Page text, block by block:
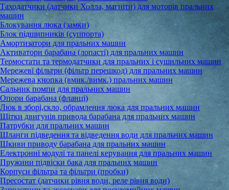
Таходатчики (датчики Холла, магніти) для моторів пральних
машин
Блокування люка (замки)
Блок підшипників (суппорта)
Амортизатори для пральних машин
Активатори барабана (лопасті) для пральних машин
Термостати та термодатчики для пральних і сушильних машин
Мережеві фільтри (фільтр перешкод) для пральних машин
Мережева кнопка (вмик./вимк.) пральних машин
Сальник помпи для пральних машин
Опори барабана (фланці)
Люк в зборі,скло, обрамлення люка для пральних машин
Щітки двигунів привода барабана для пральних машин
Патрубки для пральних машин
Шланги підведення та відведення води для пральних машин
Шкиви приводу барабана для пральних машин
Електронні модулі та панелі керування для пральних машин
Пружини підвіски бака для пральних машин
Корпуси фільтра та фільтри (пробки)
Пресостат (датчики рівня води, реле рівня води)